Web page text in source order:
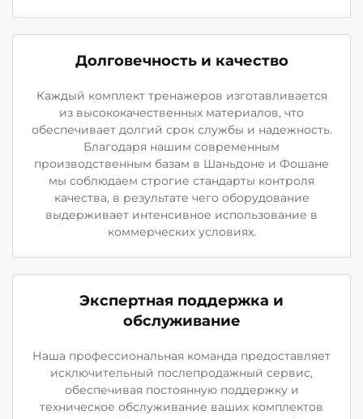
Долговечность и качество
Каждый комплект тренажеров изготавливается
из высококачественных материалов, что
обеспечивает долгий срок службы и надежность.
Благодаря нашим современным
производственным базам в Шаньдоне и Фошане
мы соблюдаем строгие стандарты контроля
качества, в результате чего оборудование
выдерживает интенсивное использование в
коммерческих условиях.
Экспертная поддержка и
обслуживание
Наша профессиональная команда предоставляет
исключительный послепродажный сервис,
обеспечивая постоянную поддержку и
техническое обслуживание ваших комплектов